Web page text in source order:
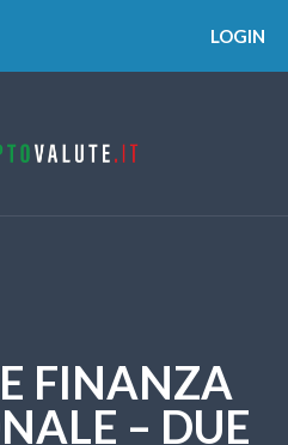
LOGIN
FINANZA
– DUE